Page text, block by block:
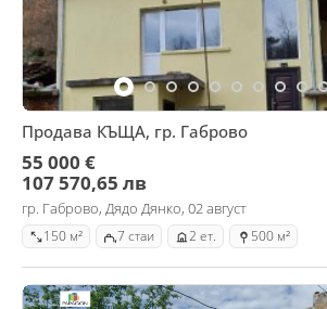
Продава КЪЩА, гр. Габрово
55 000 €
107 570,65 лв
гр. Габрово, Дядо Дянко, 02 август
150 м² 7 стаи 2 ет. 500 м²